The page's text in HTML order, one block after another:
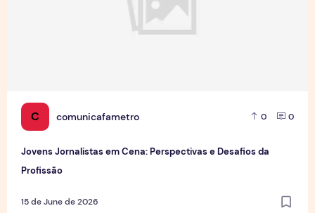
C comunicafametro 0 0
Jovens Jornalistas em Cena: Perspectivas e Desafios da
Profissão
15 de June de 2026